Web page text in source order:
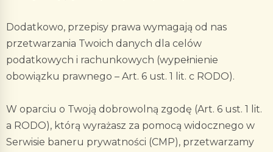
Dodatkowo, przepisy prawa wymagają od nas
przetwarzania Twoich danych dla celów
podatkowych i rachunkowych (wypełnienie
obowiązku prawnego – Art. 6 ust. 1 lit. c RODO).
W oparciu o Twoją dobrowolną zgodę (Art. 6 ust. 1 lit.
a RODO), którą wyrażasz za pomocą widocznego w
Serwisie baneru prywatności (CMP), przetwarzamy